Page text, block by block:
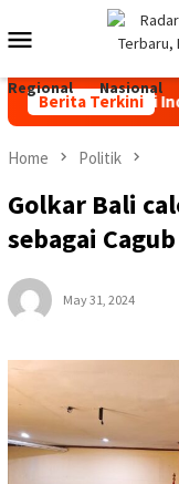
to
Mobile
Menu
Regional Nasional
Berita Terkini
Terbesar di
Home Politik
Golkar Bali
sebagai
May 31, 2024